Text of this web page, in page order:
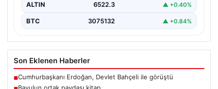
ALTIN 6522.3 ▲ +0.40%
BTC 3075132 ▲ +0.84%
Son Eklenen Haberler
■Cumhurbaşkanı Erdoğan, Devlet Bahçeli ile görüştü